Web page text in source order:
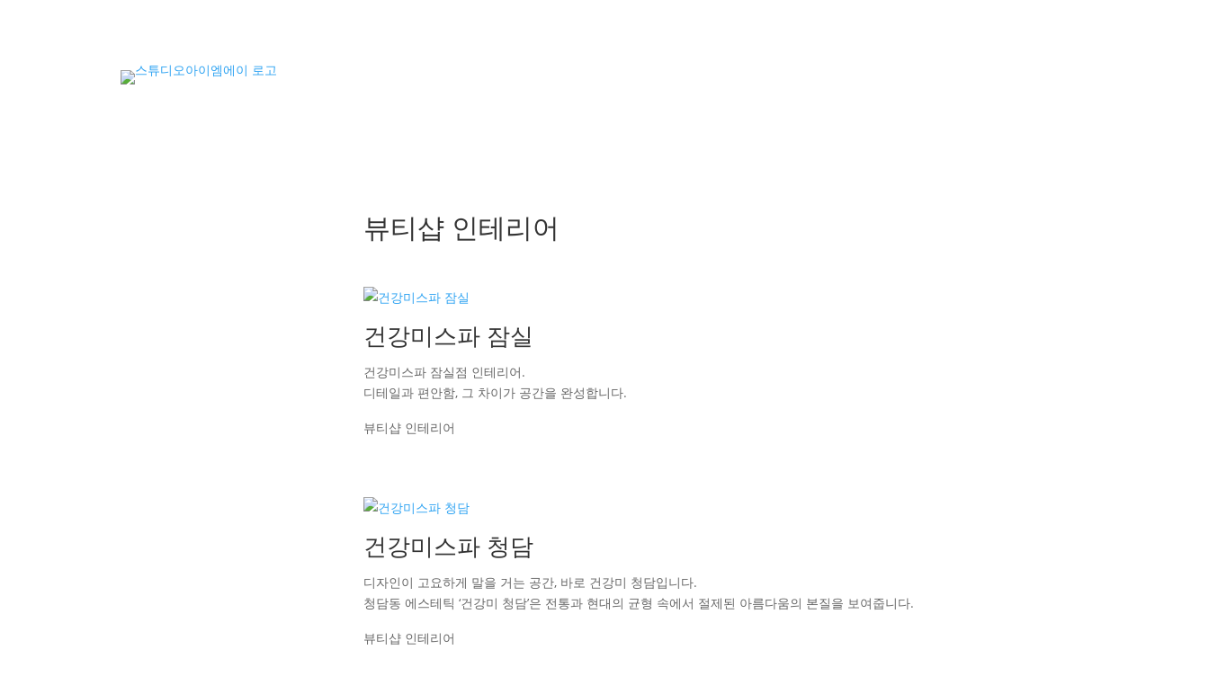
뷰티샵 인테리어
건강미스파 잠실
뷰티샵 인테리어
건강미스파 잠실점 인테리어.
디테일과 편안함, 그 차이가 공간을 완성합니다.
건강미스파 청담
뷰티샵 인테리어
디자인이 고요하게 말을 거는 공간, 바로 건강미 청담입니다.
청담동 에스테틱 ‘건강미 청담’은 전통과 현대의 균형 속에서 절제된 아름다움의 본질을 보여줍니다.